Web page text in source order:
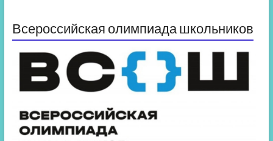
Всероссийская олимпиада школьников